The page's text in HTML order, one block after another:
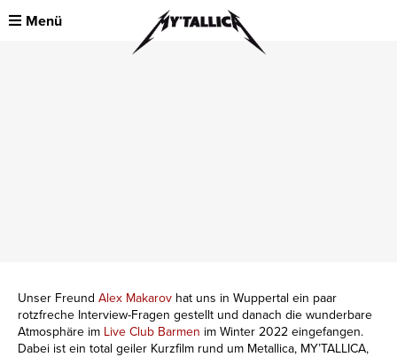
Menü
Unser Freund Alex Makarov hat uns in Wuppertal ein paar
rotzfreche Interview-Fragen gestellt und danach die wunderbare
Atmosphäre im Live Club Barmen im Winter 2022 eingefangen.
Dabei ist ein total geiler Kurzfilm rund um Metallica, MY’TALLICA,